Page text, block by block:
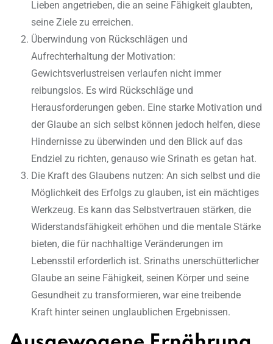
Lieben angetrieben, die an seine Fähigkeit glaubten,
seine Ziele zu erreichen.
Überwindung von Rückschlägen und
Aufrechterhaltung der Motivation:
Gewichtsverlustreisen verlaufen nicht immer
reibungslos. Es wird Rückschläge und
Herausforderungen geben. Eine starke Motivation und
der Glaube an sich selbst können jedoch helfen, diese
Hindernisse zu überwinden und den Blick auf das
Endziel zu richten, genauso wie Srinath es getan hat.
Die Kraft des Glaubens nutzen: An sich selbst und die
Möglichkeit des Erfolgs zu glauben, ist ein mächtiges
Werkzeug. Es kann das Selbstvertrauen stärken, die
Widerstandsfähigkeit erhöhen und die mentale Stärke
bieten, die für nachhaltige Veränderungen im
Lebensstil erforderlich ist. Srinaths unerschütterlicher
Glaube an seine Fähigkeit, seinen Körper und seine
Gesundheit zu transformieren, war eine treibende
Kraft hinter seinen unglaublichen Ergebnissen.